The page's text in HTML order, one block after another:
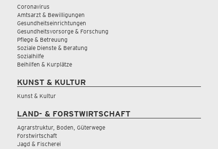
Coronavirus
Amtsarzt & Bewilligungen
Gesundheitseinrichtungen
Gesundheitsvorsorge & Forschung
Pflege & Betreuung
Soziale Dienste & Beratung
Sozialhilfe
Beihilfen & Kurplätze
KUNST & KULTUR
Kunst & Kultur
LAND- & FORSTWIRTSCHAFT
Agrarstruktur, Boden, Güterwege
Forstwirtschaft
Jagd & Fischerei